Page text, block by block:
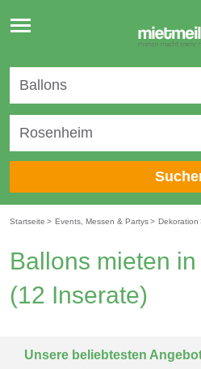
Toggle
navigation
Startseite > Events, Messen & Partys> Dekoration
Ballons mieten
(12 Inserate)
Unsere beliebtesten